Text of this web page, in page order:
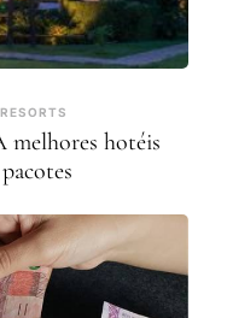
melhores hotéis